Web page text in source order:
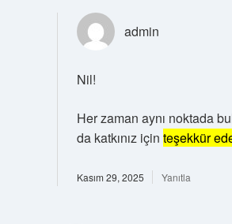
admin
Nil!
Her zaman aynı noktada
da katkınız için teşekkür
Kasım 29, 2025 Yanıtla